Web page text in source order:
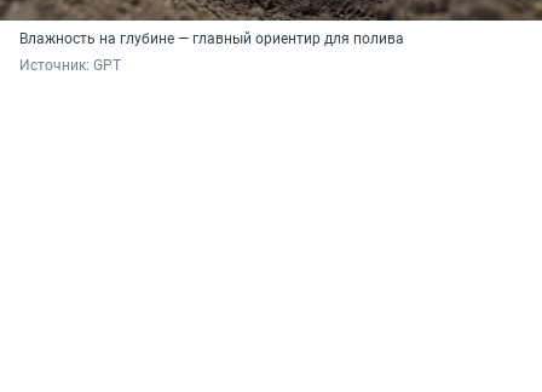
Влажность на глубине — главный ориентир для полива
Источник: GPT